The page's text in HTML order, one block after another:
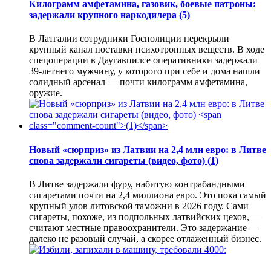
Килограмм амфетамина, газовик, боевые патроны:
задержали крупного наркодилера (5)
В Латгалии сотрудники Госполиции перекрыли
крупный канал поставки психотропных веществ. В ходе
спецоперации в Даугавпилсе оперативники задержали
39-летнего мужчину, у которого при себе и дома нашли
солидный арсенал — почти килограмм амфетамина,
оружие.
Новый «сюрприз» из Латвии на 2,4 млн евро: в Литве
снова задержали сигареты (видео, фото) (1)
В Литве задержали фуру, набитую контрабандными
сигаретами почти на 2,4 миллиона евро. Это пока самый
крупный улов литовской таможни в 2026 году. Сами
сигареты, похоже, из подпольных латвийских цехов, —
считают местные правоохранители. Это задержание —
далеко не разовый случай, а скорее отлаженный бизнес.